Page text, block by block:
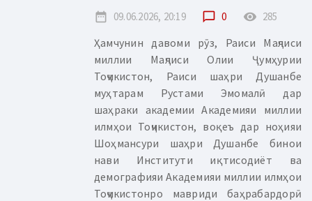
date_range 09.06.2026, 20:19 chat_bubble_outline 0 remove_red_eye 285
Ҳамчунин давоми рӯз, Раиси Маҷлиси
миллии Маҷлиси Олии Ҷумҳурии
Тоҷикистон, Раиси шаҳри Душанбе
муҳтарам Рустами Эмомалӣ дар
шаҳраки академии Академияи миллии
илмҳои Тоҷикистон, воқеъ дар ноҳияи
Шоҳмансури шаҳри Душанбе бинои
нави Институти иқтисодиёт ва
демографияи Академияи миллии илмҳои
Тоҷикистонро мавриди баҳрабардорӣ